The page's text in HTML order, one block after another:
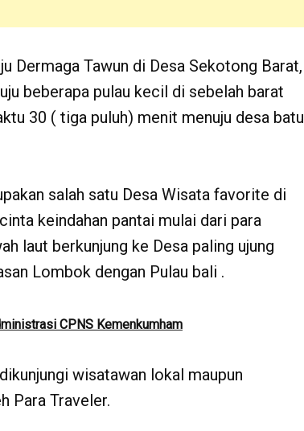
Dermaga Tawun di Desa Sekotong Barat,
beberapa pulau kecil di sebelah barat
30 ( tiga puluh) menit menuju desa batu
salah satu Desa Wisata favorite di
keindahan pantai mulai dari para
laut berkunjung ke Desa paling ujung
Lombok dengan Pulau bali .
CPNS Kemenkumham
wisatawan lokal maupun
Para Traveler.